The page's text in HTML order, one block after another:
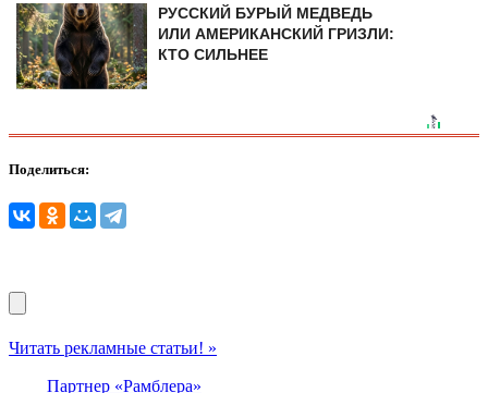
РУССКИЙ БУРЫЙ МЕДВЕДЬ
ИЛИ АМЕРИКАНСКИЙ ГРИЗЛИ:
КТО СИЛЬНЕЕ
Поделиться:
Читать рекламные статьи! »
Партнер «Рамблера»